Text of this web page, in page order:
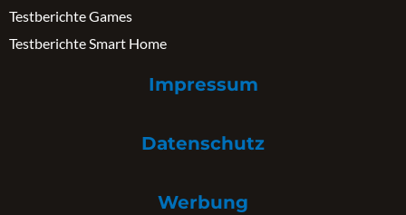
Testberichte Games
Testberichte Smart Home
Impressum
Datenschutz
Werbung